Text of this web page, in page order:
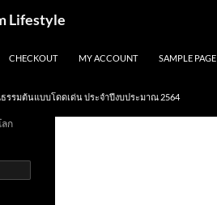
Lifestyle
CHECKOUT MY ACCOUNT SAMPLE PAGE
รรมต้นแบบโดดเด่น ประจำปีงบประมาณ 2564
ลก